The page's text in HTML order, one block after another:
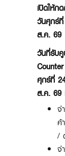
เปิดให้ก
วันศุกร์
ส.ค. 69
วันที่รับ
ศุกร์ที่
ส.ค. 69
จ
ค้
/
จ